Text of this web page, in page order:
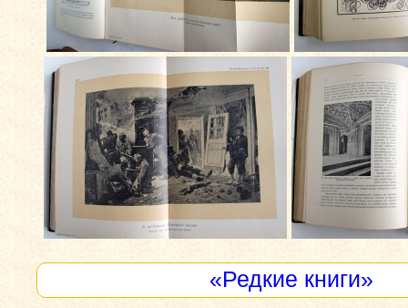
«Редкие книги»